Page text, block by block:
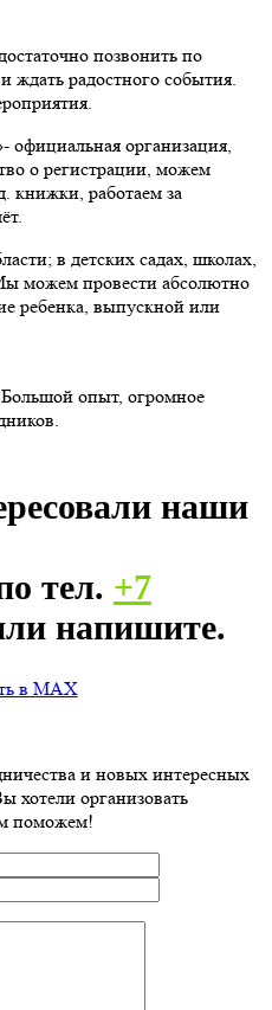
позвонить по
ждать радостного события.
организация,
о регистрации, можем
книжки, работаем за
в детских садах, школах,
можем провести абсолютно
ребенка, выпускной или
опыт, огромное
наши
тел. +7
напишите.
в MAX
и новых интересных
организовать
поможем!